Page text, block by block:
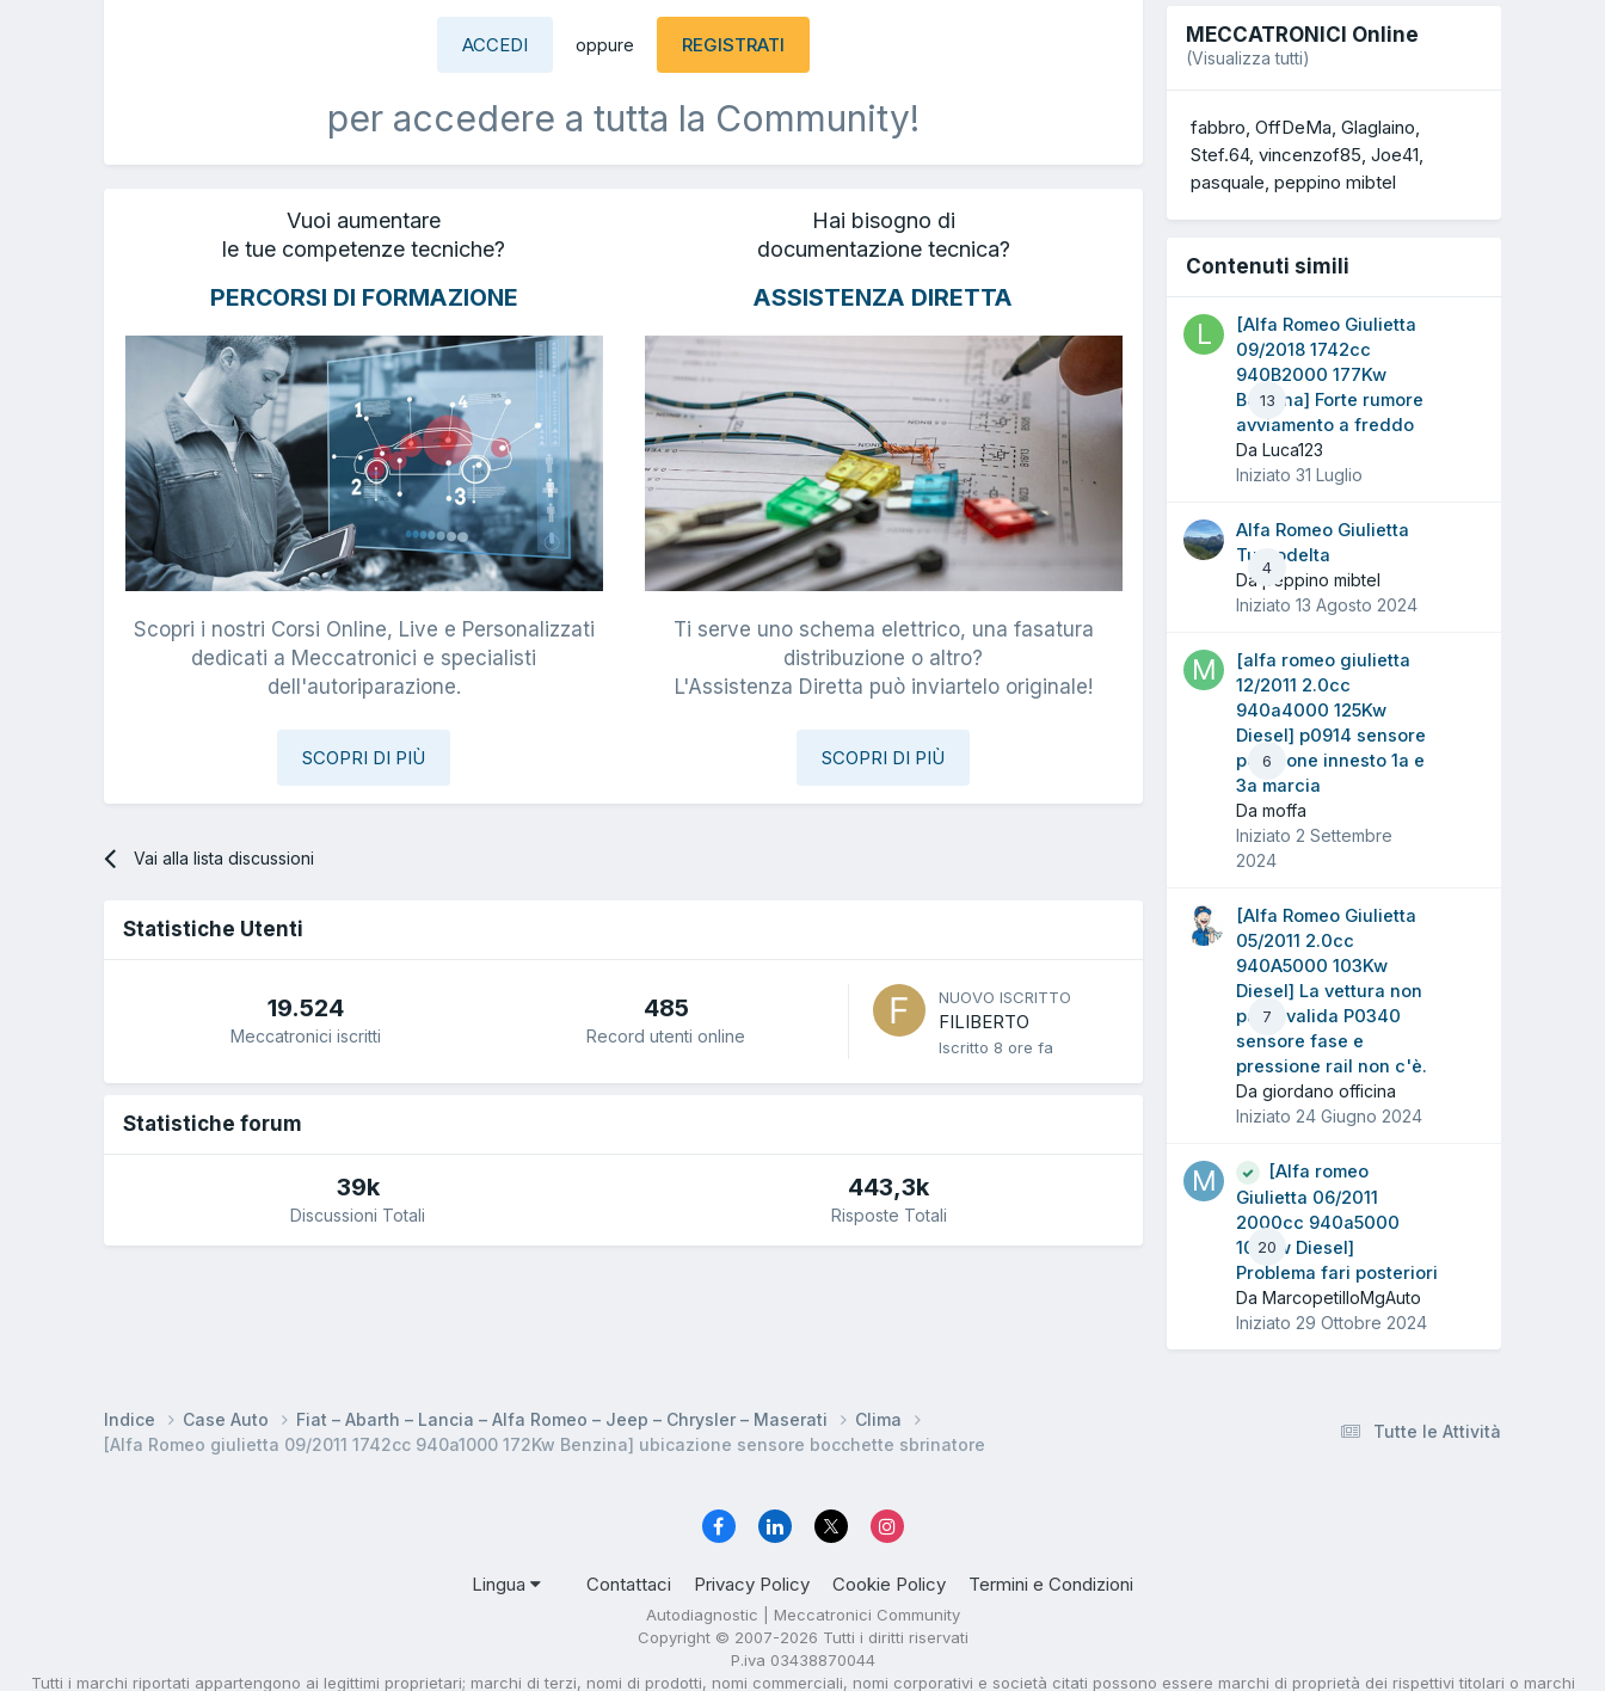
ACCEDI oppure REGISTRATI
per accedere a tutta la Community!
Vuoi aumentare
le tue competenze tecniche?
PERCORSI DI FORMAZIONE
Scopri i nostri Corsi Online, Live e Personalizzati
dedicati a Meccatronici e specialisti
dell'autoriparazione.
SCOPRI DI PIÙ
Hai bisogno di
documentazione tecnica?
ASSISTENZA DIRETTA
Ti serve uno schema elettrico, una fasatura
distribuzione o altro?
L'Assistenza Diretta può inviartelo originale!
SCOPRI DI PIÙ
Vai alla lista discussioni
Statistiche Utenti
19.524
Meccatronici iscritti
485
Record utenti online
NUOVO ISCRITTO
FILIBERTO
Iscritto 8 ore fa
Statistiche forum
39k
Discussioni Totali
443,3k
Risposte Totali
MECCATRONICI Online
(Visualizza tutti)
fabbro OffDeMa Glaglaino
Stef.64 vincenzof85 Joe41
pasquale peppino mibtel
Contenuti simili
13
[Alfa Romeo Giulietta
09/2018 1742cc
940B2000 177Kw
Benzina] Forte rumore
avviamento a freddo
Da Luca123
Iniziato 31 Luglio
4
Alfa Romeo Giulietta
Turbodelta
Da peppino mibtel
Iniziato 13 Agosto 2024
6
[alfa romeo giulietta
12/2011 2.0cc
940a4000 125Kw
Diesel] p0914 sensore
posizione innesto 1a e
3a marcia
Da moffa
Iniziato 2 Settembre
2024
7
[Alfa Romeo Giulietta
05/2011 2.0cc
940A5000 103Kw
Diesel] La vettura non
parte valida P0340
sensore fase e
pressione rail non c'è.
Da giordano officina
Iniziato 24 Giugno 2024
20
[Alfa romeo
Giulietta 06/2011
2000cc 940a5000
103Kw Diesel]
Problema fari posteriori
Da MarcopetilloMgAuto
Iniziato 29 Ottobre 2024
Tutte le Attività
Indice Case Auto Fiat – Abarth – Lancia – Alfa Romeo – Jeep – Chrysler – Maserati
Clima
[Alfa Romeo giulietta 09/2011 1742cc 940a1000 172Kw Benzina] ubicazione sensore bocchette sbrinatore
Lingua Contattaci Privacy Policy Cookie Policy Termini e Condizioni
Autodiagnostic | Meccatronici Community
Copyright © 2007-2026 Tutti i diritti riservati
P.iva 03438870044
Tutti i marchi riportati appartengono ai legittimi proprietari; marchi di terzi, nomi di prodotti, nomi commerciali, nomi corporativi e società citati possono essere marchi di proprietà dei rispettivi titolari o marchi